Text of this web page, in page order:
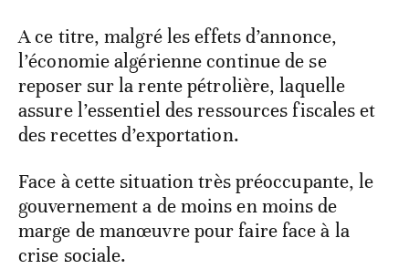
A ce titre, malgré les effets d’annonce,
l’économie algérienne continue de se
reposer sur la rente pétrolière, laquelle
assure l’essentiel des ressources fiscales et
des recettes d’exportation.
Face à cette situation très préoccupante, le
gouvernement a de moins en moins de
marge de manœuvre pour faire face à la
crise sociale.